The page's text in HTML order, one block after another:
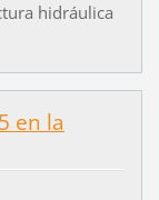
hidráulica
en la